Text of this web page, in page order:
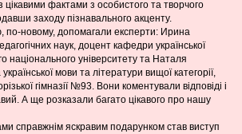
цікавими фактами з особистого та творчого
заходу пізнавального акценту.
по-новому, допомагали експерти: Ирина
наук, доцент кафедри української
національного університету та Наталя
мови та літератури вищої категорії,
гімназії №93. Вони коментували відповіді і
А ще розказали багато цікавого про нашу
справжнім яскравим подарунком став виступ